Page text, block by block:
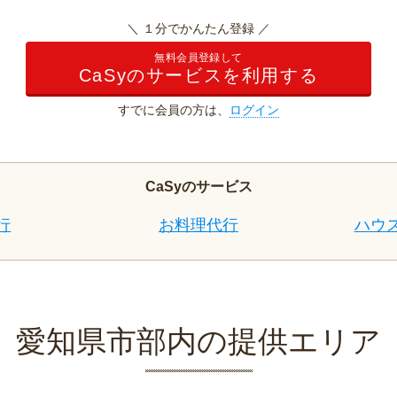
＼ １分でかんたん登録 ／
無料会員登録して
CaSyのサービスを利用する
すでに会員の方は、 ログイン
CaSyのサービス
お料理代行 ハウ
愛知県市部内の提供エリア